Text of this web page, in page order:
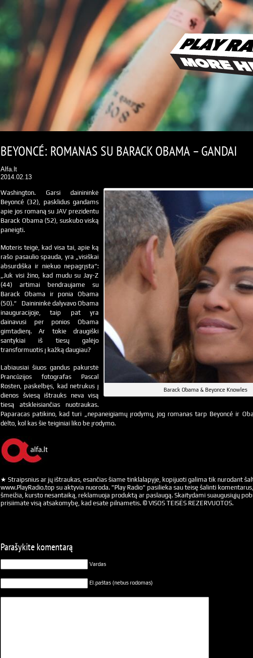
BEYONCÉ: ROMANAS SU BARACK OBAMA – GANDAI
Alfa.lt
2014.02.13
Barack Obama & Beyonce Knowles
Washington. Garsi dainininkė
Beyoncé (32), pasklidus gandams
apie jos romaną su JAV prezidentu
Barack Obama (52), suskubo viską
paneigti.
Moteris teigė, kad visa tai, apie ką
rašo pasaulio spauda, yra „visiškai
absurdiška ir niekuo nepagrįsta“:
„Juk visi žino, kad mudu su Jay-Z
(44) artimai bendraujame su
Barack Obama ir ponia Obama
(50).“ Dainininkė dalyvavo Obama
inauguracijoje, taip pat yra
dainavusi per ponios Obama
gimtadienį. Ar tokie draugiški
santykiai iš tiesų galėjo
transformuotis į kažką daugiau?
Labiausiai šiuos gandus pakurstė
Prancūzijos fotografas Pascal
Rosten, paskelbęs, kad netrukus į
dienos šviesą ištrauks neva visą
tiesą atskleisiančias nuotraukas.
Paparacas patikino, kad turi „nepaneigiamų įrodymų, jog romanas tarp Beyoncé ir
dėlto, kol kas šie teiginiai liko be įrodymo.
★ Straipsnius ar jų ištraukas, esančias šiame tinklalapyje, kopijuoti galima tik nurodant
www.PlayRadio.top su aktyvia nuoroda. "Play Radio" pasilieka sau teisę šalinti
šmeižia, kursto nesantaiką, reklamuoja produktą ar paslaugą. Skaitydami suaugusiųjų
prisiimate visą atsakomybę, kad esate pilnametis. © VISOS TEISĖS REZERVUOTOS.
Parašykite komentarą
Vardas
El.paštas (nebus rodomas)